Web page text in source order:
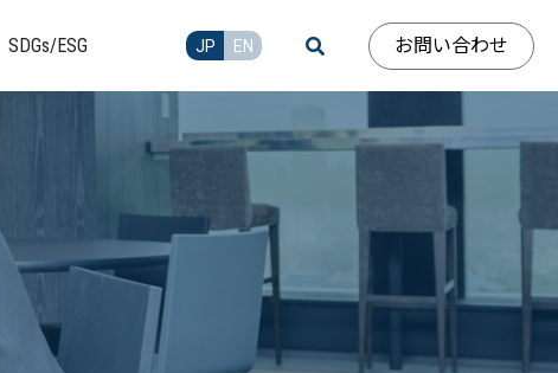
SDGs/ESG JP EN お問い合わせ